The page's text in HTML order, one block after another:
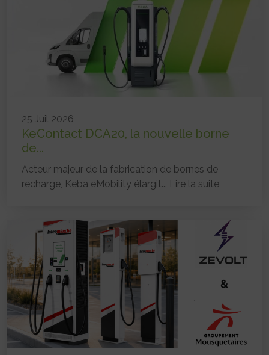
25 Juil 2026
KeContact DCA20, la nouvelle borne
de...
Acteur majeur de la fabrication de bornes de
recharge, Keba eMobility élargit... Lire la suite